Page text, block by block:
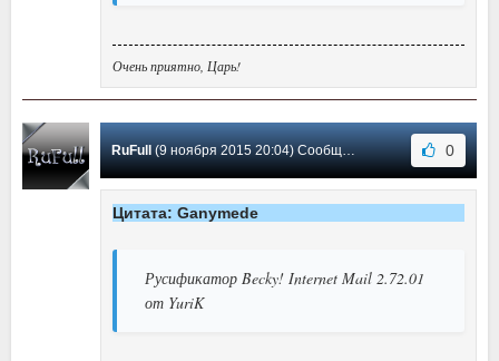
Очень приятно, Царь!
RuFull (9 ноября 2015 20:04) Сообщение #91 0
Цитата: Ganymede
Русификатор Becky! Internet Mail 2.72.01
от YuriK